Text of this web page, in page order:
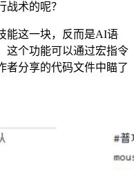
术的呢？
这一块，反而是AI语
这个功能可以通过宏指令
者分享的代码文件中瞄了